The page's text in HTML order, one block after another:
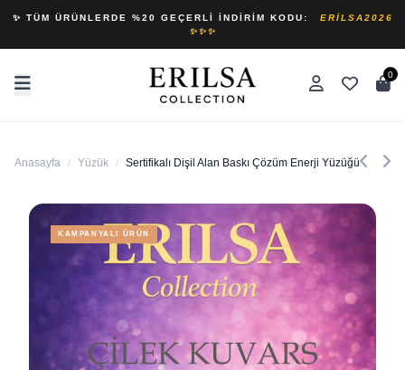
✨ TÜM ÜRÜNLERDE %20 GEÇERLI İNDIRIM KODU:
ERILSA2026
✨✨✨
0
Anasayfa / Yüzük / Sertifikalı Dişil Alan Baskı Çözüm Enerji Yüzüğü – Çilek
KAMPANYALI ÜRÜN